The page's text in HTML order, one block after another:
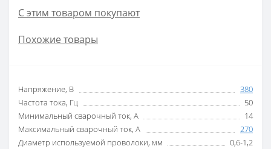
С этим товаром покупают
Похожие товары
Напряжение, В
380
Частота тока, Гц
50
Минимальный сварочный ток, А
14
Максимальный сварочный ток, А
270
Диаметр используемой проволоки, мм
0,6-1,2